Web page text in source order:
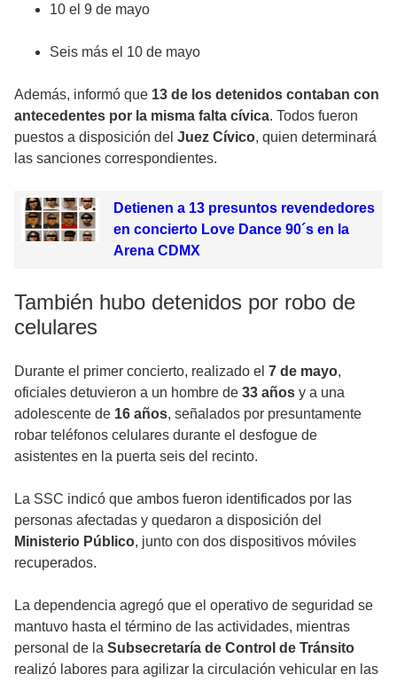
10 el 9 de mayo
Seis más el 10 de mayo
Además, informó que 13 de los detenidos contaban con
antecedentes por la misma falta cívica. Todos fueron
puestos a disposición del Juez Cívico, quien determinará
las sanciones correspondientes.
Detienen a 13 presuntos revendedores
en concierto Love Dance 90´s en la
Arena CDMX
También hubo detenidos por robo de
celulares
Durante el primer concierto, realizado el 7 de mayo,
oficiales detuvieron a un hombre de 33 años y a una
adolescente de 16 años, señalados por presuntamente
robar teléfonos celulares durante el desfogue de
asistentes en la puerta seis del recinto.
La SSC indicó que ambos fueron identificados por las
personas afectadas y quedaron a disposición del
Ministerio Público, junto con dos dispositivos móviles
recuperados.
La dependencia agregó que el operativo de seguridad se
mantuvo hasta el término de las actividades, mientras
personal de la Subsecretaría de Control de Tránsito
realizó labores para agilizar la circulación vehicular en las